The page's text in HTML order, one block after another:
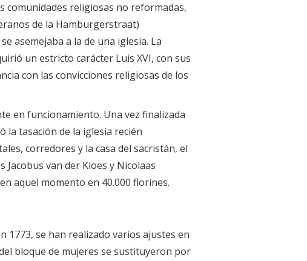
comunidades religiosas no reformadas,
de la Hamburgerstraat)
asemejaba a la de una iglesia. La
un estricto carácter Luis XVI, con sus
con las convicciones religiosas de los
en funcionamiento. Una vez finalizada
la tasación de la iglesia recién
corredores y la casa del sacristán, el
Jacobus van der Kloes y Nicolaas
aquel momento en 40.000 florines.
1773, se han realizado varios ajustes en
bloque de mujeres se sustituyeron por